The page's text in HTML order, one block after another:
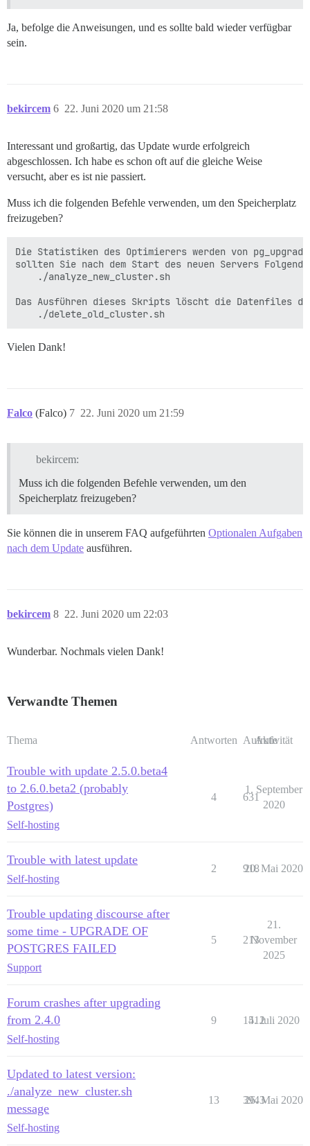
Ja, befolge die Anweisungen, und es sollte bald wieder verfügbar
sein.
bekircem 22. Juni 2020 um 21:58
6
Interessant und großartig, das Update wurde erfolgreich
abgeschlossen. Ich habe es schon oft auf die gleiche Weise
versucht, aber es ist nie passiert.
Muss ich die folgenden Befehle verwenden, um den Speicherplatz
freizugeben?
Die Statistiken des Optimierers werden von
sollten Sie nach dem Start des neuen Servers
    ./analyze_new_cluster.sh
Das Ausführen dieses Skripts löscht die Datenfiles
Vielen Dank!
Falco (Falco) 22. Juni 2020 um 21:59
7
bekircem:
Muss ich die folgenden Befehle verwenden, um den
Speicherplatz freizugeben?
Sie können die in unserem FAQ aufgeführten Optionalen Aufgaben
nach dem Update ausführen.
bekircem 22. Juni 2020 um 22:03
8
Wunderbar. Nochmals vielen Dank!
Verwandte Themen
Thema Antworten Aufrufe
Aktivität
Trouble with update 2.5.0.beta4
to 2.6.0.beta2 (probably
Postgres)
Self-hosting
4 631
1. September
2020
Trouble with latest update
Self-hosting
2 918
20. Mai 2020
Trouble updating discourse after
some time - UPGRADE OF
POSTGRES FAILED
Support
5 213
21.
November
2025
Forum crashes after upgrading
from 2.4.0
Self-hosting
9 1512
4. Juli 2020
Updated to latest version:
./analyze_new_cluster.sh
message
Self-hosting
13 3943
26. Mai 2020